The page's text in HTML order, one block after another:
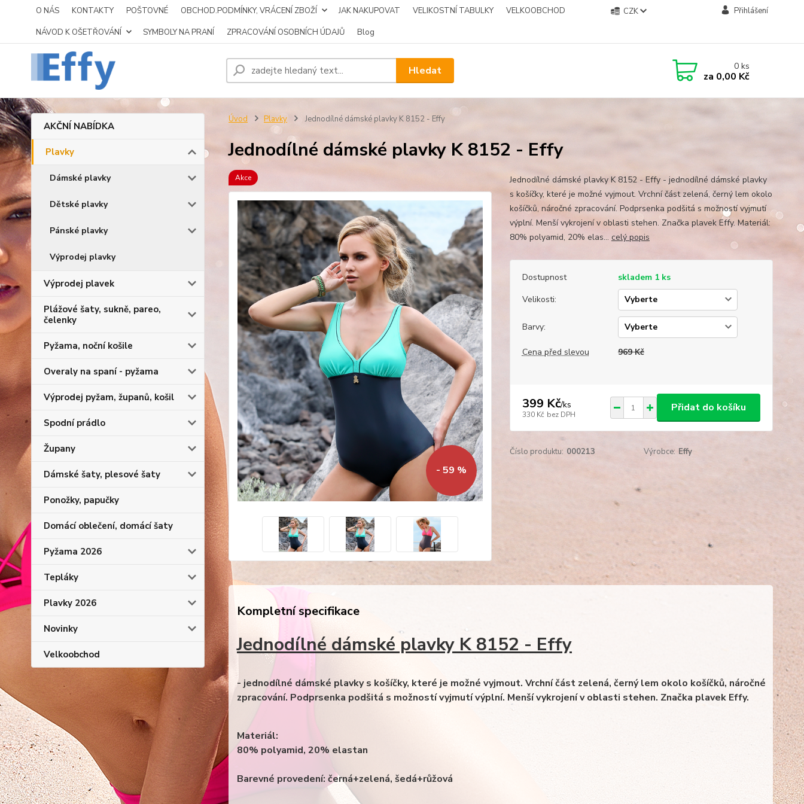
O NÁS KONTAKTY POŠTOVNÉ OBCHOD.PODMÍNKY, VRÁCENÍ ZBOŽÍ JAK NAKUPOVAT VELIKOSTNÍ TABULKY
VELKOOBCHOD
NÁVOD K OŠETŘOVÁNÍ
SYMBOLY NA PRANÍ ZPRACOVÁNÍ OSOBNÍCH ÚDAJŮ Blog
CZK Přihlášení
Hledat 0ks
za 0,00 Kč
AKČNÍ NABÍDKA
Plavky
Dámské plavky
Dětské plavky
Pánské plavky
Výprodej plavky
Výprodej plavek
Plážové šaty, sukně, pareo,
čelenky
Pyžama, noční košile
Overaly na spaní - pyžama
Výprodej pyžam, županů, košil
Spodní prádlo
Župany
Dámské šaty, plesové šaty
Ponožky, papučky
Domácí oblečení, domácí šaty
Pyžama 2026
Tepláky
Plavky 2026
Novinky
Velkoobchod
Úvod Plavky Jednodílné dámské plavky K 8152 - Effy
Jednodílné dámské plavky K 8152 - Effy
Akce
- 59 %
Jednodílné dámské plavky K 8152 - Effy - jednodílné dámské plavky
s košíčky, které je možné vyjmout. Vrchní část zelená, černý lem okolo
košíčků, náročné zpracování. Podprsenka podšitá s možností vyjmutí
výplní. Menší vykrojení v oblasti stehen. Značka plavek Effy. Materiál:
80% polyamid, 20% elas... celý popis
Dostupnost
skladem 1 ks
Velikosti:
Barvy:
Cena před slevou 969 Kč
399 Kč/ks
330 Kč bez DPH
Přidat do košíku
Číslo produktu: 000213 Výrobce: Effy
Kompletní specifikace
Jednodílné dámské plavky K 8152 - Effy
- jednodílné dámské plavky s košíčky, které je možné vyjmout. Vrchní část zelená, černý lem okolo košíčků, náročné
zpracování. Podprsenka podšitá s možností vyjmutí výplní. Menší vykrojení v oblasti stehen. Značka plavek Effy.
Materiál:
80% polyamid, 20% elastan
Barevné provedení: černá+zelená, šedá+růžová